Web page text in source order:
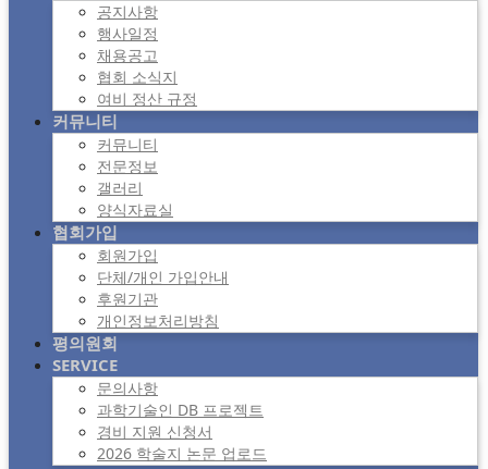
공지사항
행사일정
채용공고
협회 소식지
여비 정산 규정
커뮤니티
커뮤니티
전문정보
갤러리
양식자료실
협회가입
회원가입
단체/개인 가입안내
후원기관
개인정보처리방침
평의원회
SERVICE
문의사항
과학기술인 DB 프로젝트
경비 지원 신청서
2026 학술지 논문 업로드